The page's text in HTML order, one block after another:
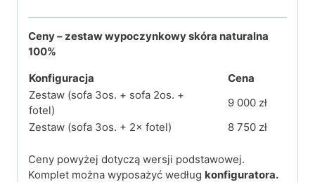
Ceny – zestaw wypoczynkowy skóra naturalna
100%
Konfiguracja
Cena
Zestaw (sofa 3os. + sofa 2os. +
fotel)
9 000 zł
Zestaw (sofa 3os. + 2× fotel)
8 750 zł
Ceny powyżej dotyczą wersji podstawowej.
Komplet można wyposażyć według konfiguratora.